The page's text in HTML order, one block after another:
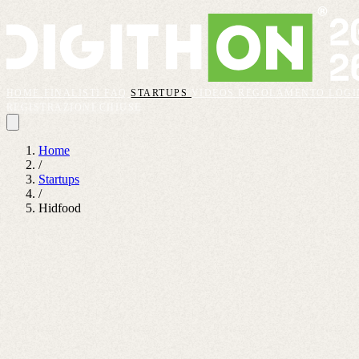
FAQSTARTUPS VIDEOS REGOLAMENTO
Home
/
Startups
/
Hidfood